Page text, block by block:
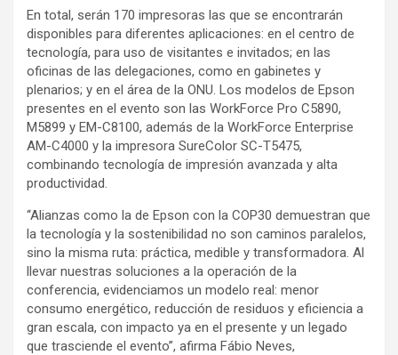
En total, serán 170 impresoras las que se encontrarán
disponibles para diferentes aplicaciones: en el centro de
tecnología, para uso de visitantes e invitados; en las
oficinas de las delegaciones, como en gabinetes y
plenarios; y en el área de la ONU. Los modelos de Epson
presentes en el evento son las WorkForce Pro C5890,
M5899 y EM-C8100, además de la WorkForce Enterprise
AM-C4000 y la impresora SureColor SC-T5475,
combinando tecnología de impresión avanzada y alta
productividad.
“Alianzas como la de Epson con la COP30 demuestran que
la tecnología y la sostenibilidad no son caminos paralelos,
sino la misma ruta: práctica, medible y transformadora. Al
llevar nuestras soluciones a la operación de la
conferencia, evidenciamos un modelo real: menor
consumo energético, reducción de residuos y eficiencia a
gran escala, con impacto ya en el presente y un legado
que trasciende el evento”, afirma Fábio Neves,